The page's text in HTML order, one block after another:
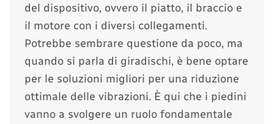
del dispositivo, ovvero il piatto, il braccio e
il motore con i diversi collegamenti.
Potrebbe sembrare questione da poco, ma
quando si parla di giradischi, è bene optare
per le soluzioni migliori per una riduzione
ottimale delle vibrazioni. È qui che i piedini
vanno a svolgere un ruolo fondamentale